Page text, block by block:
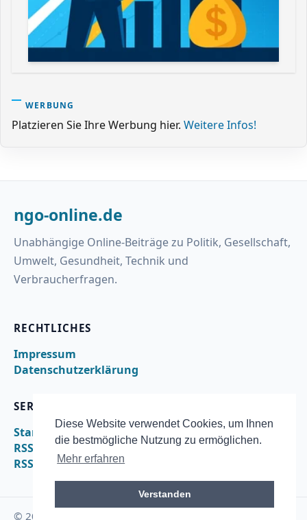
Diese Website verwendet Cookies, um Ihnen
die bestmögliche Nutzung zu ermöglichen.
Mehr erfahren
Verstanden
WERBUNG
Platzieren Sie Ihre Werbung hier. Weitere Infos!
ngo-online.de
Unabhängige Online-Beiträge zu Politik, Gesellschaft,
Umwelt, Gesundheit, Technik und
Verbraucherfragen.
RECHTLICHES
Impressum
Datenschutzerklärung
SERVICE
Startseite
RSS
RSS – nachrichten
© 2026 ngo-online.de